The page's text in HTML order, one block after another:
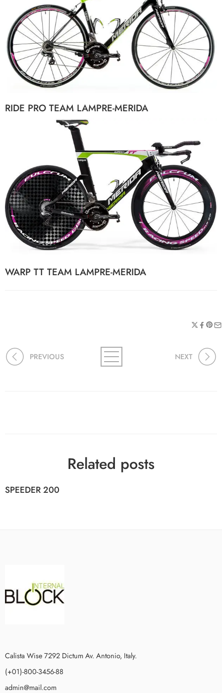
RIDE PRO TEAM LAMPRE-MERIDA
WARP TT TEAM LAMPRE-MERIDA
PREVIOUS NEXT
Related posts
SPEEDER 200
Calista Wise 7292 Dictum Av. Antonio, Italy.
(+01)-800-3456-88
admin@mail.com